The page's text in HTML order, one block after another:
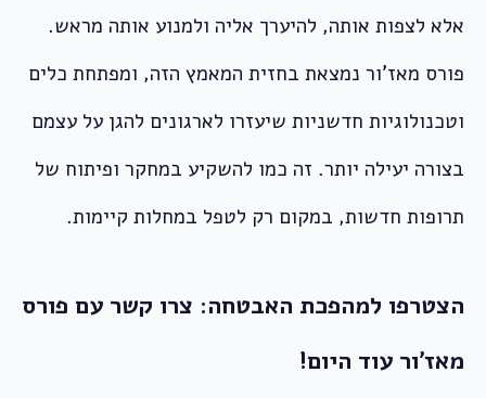
אלא לצפות אותה, להיערך אליה ולמנוע אותה מראש.
פורס מאז’ור נמצאת בחזית המאמץ הזה, ומפתחת כלים
וטכנולוגיות חדשניות שיעזרו לארגונים להגן על עצמם
בצורה יעילה יותר. זה כמו להשקיע במחקר ופיתוח של
תרופות חדשות, במקום רק לטפל במחלות קיימות.
הצטרפו למהפכת האבטחה: צרו קשר עם פורס
מאז’ור עוד היום!